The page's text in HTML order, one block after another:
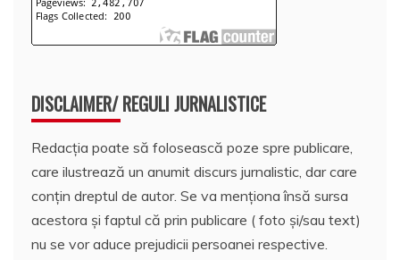
DISCLAIMER/ REGULI JURNALISTICE
Redacția poate să folosească poze spre publicare,
care ilustrează un anumit discurs jurnalistic, dar care
conțin dreptul de autor. Se va menționa însă sursa
acestora și faptul că prin publicare ( foto și/sau text)
nu se vor aduce prejudicii persoanei respective.